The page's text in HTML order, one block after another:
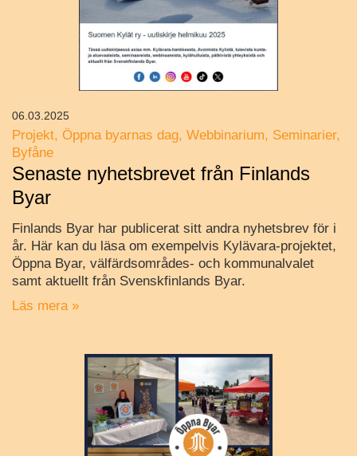
Projekt Öppna byarnas dag Webbinarium
Seminarier
Byfåne
Senaste nyhetsbrevet från Finlands
Byar
Finlands Byar har publicerat sitt andra nyhetsbrev för i
år. Här kan du läsa om exempelvis Kylävara-projektet,
Öppna Byar, välfärdsområdes- och kommunalvalet
samt aktuellt från Svenskfinlands Byar.
Läs mera »
06.03.2025